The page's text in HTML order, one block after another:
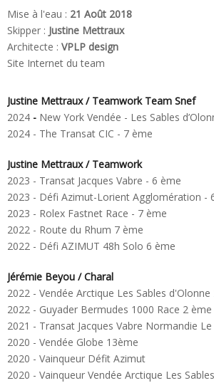
Mise à l'eau : 21 Août 2018
Skipper : Justine Mettraux
Architecte : VPLP design
Site Internet du team
Justine Mettraux / Teamwork Team Snef
2024 - New York Vendée - Les Sables
2024 - The Transat CIC - 7 ème
Justine Mettraux / Teamwork
2023 - Transat Jacques Vabre - 6 ème
2023 - Défi Azimut-Lorient Agglomération -
2023 - Rolex Fastnet Race - 7 ème
2022 - Route du Rhum 7 ème
2022 - Défi AZIMUT 48h Solo 6 ème
Jérémie Beyou / Charal
2022 - Vendée Arctique Les Sables d'Olonne
2022 - Guyader Bermudes 1000 Race 2 ème
2021 - Transat Jacques Vabre Normandie
2020 - Vendée Globe 13ème
2020 - Vainqueur Défit Azimut
2020 - Vainqueur Vendée Arctique Les